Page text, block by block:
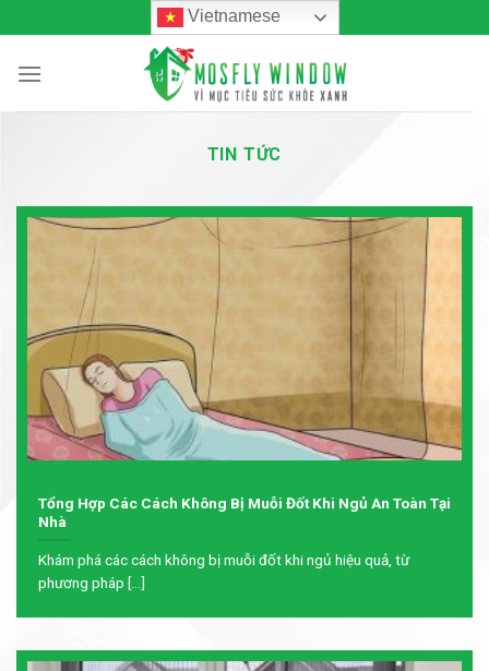
to
content
Vietnamese
TIN TỨC
Tổng Hợp Các Cách Không Bị Muỗi Đốt Khi Ngủ An Toàn Tại
Nhà
Khám phá các cách không bị muỗi đốt khi ngủ hiệu quả, từ
phương pháp [...]